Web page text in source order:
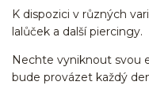
K dispozici v různých
lalůček a další piercingy.
Nechte vyniknout svou
bude provázet každý